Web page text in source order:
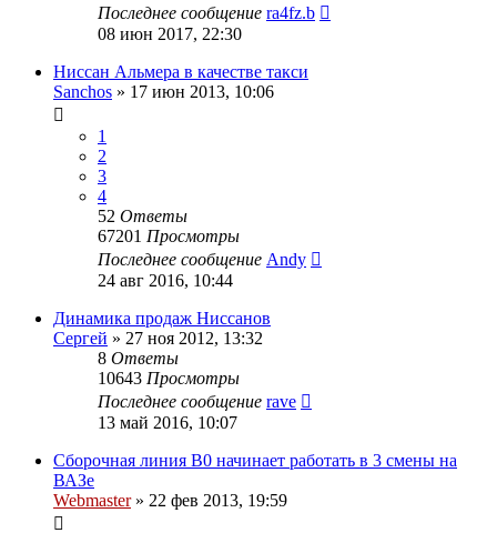
Последнее сообщение ra4fz.b
08 июн 2017, 22:30
Ниссан Альмера в качестве такси
Sanchos » 17 июн 2013, 10:06
1
2
3
4
52 Ответы
67201 Просмотры
Последнее сообщение Andy
24 авг 2016, 10:44
Динамика продаж Ниссанов
Сергей » 27 ноя 2012, 13:32
8 Ответы
10643 Просмотры
Последнее сообщение rave
13 май 2016, 10:07
Сборочная линия B0 начинает работать в 3 смены на
ВАЗе
Webmaster» 22 фев 2013, 19:59